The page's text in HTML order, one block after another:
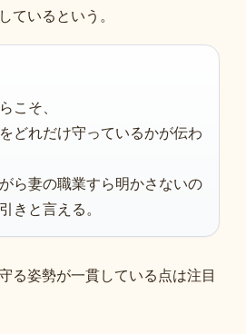
ているという。
こそ、
どれだけ守っているかが伝わ
ら妻の職業すら明かさないの
きと言える。
る姿勢が一貫している点は注目